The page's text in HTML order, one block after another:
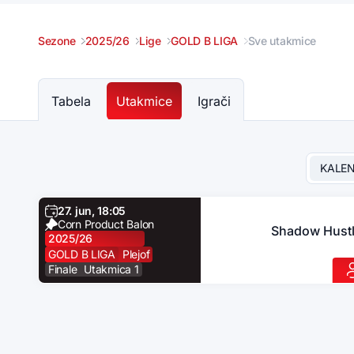
Sezone 2025/26 Lige GOLD B LIGA Sve utakmice
Tabela Utakmice Igrači
27. jun, 18:05
Corn Product Balon
2025/26
GOLD B LIGA
Plejof
Finale Utakmica 1
Shadow